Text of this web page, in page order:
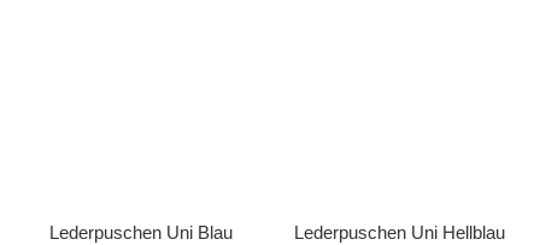
Lederpuschen Uni Blau Lederpuschen Uni Hellblau